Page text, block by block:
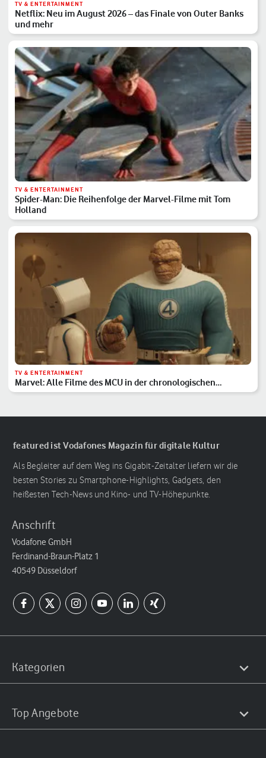
TV & ENTERTAINMENT
Netflix: Neu im August 2026 – das Finale von Outer Banks
und mehr
TV & ENTERTAINMENT
Spider-Man: Die Reihenfolge der Marvel-Filme mit Tom
Holland
TV & ENTERTAINMENT
Marvel: Alle Filme des MCU in der chronologischen
Reihenfolge
featured ist Vodafones Magazin für digitale Kultur
Als Begleiter auf dem Weg ins Gigabit-Zeitalter liefern wir die
besten Stories zu Smartphone-Highlights, Gadgets, den
heißesten Tech-News und Kino- und TV-Höhepunkte.
Anschrift
Vodafone GmbH
Ferdinand-Braun-Platz 1
40549 Düsseldorf
Kategorien
Top Angebote